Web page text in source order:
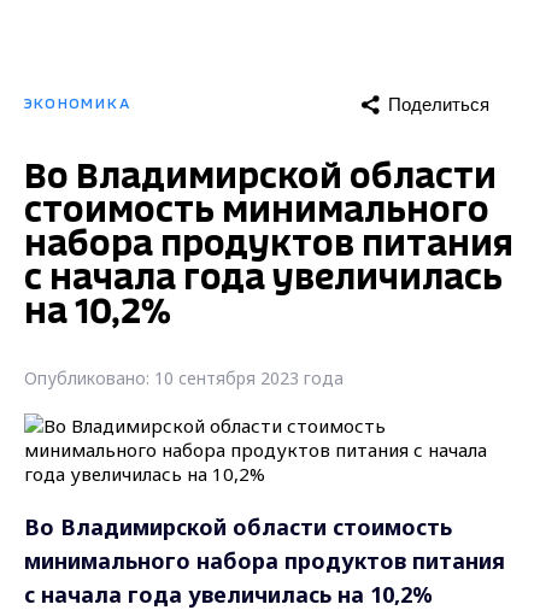
ЭКОНОМИКА Поделиться
Во Владимирской области
стоимость минимального
набора продуктов питания
с начала года увеличилась
на 10,2%
Опубликовано: 10 сентября 2023 года
Во Владимирской области стоимость
минимального набора продуктов питания
с начала года увеличилась на 10,2%